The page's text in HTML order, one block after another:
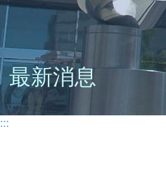
最新消息
:::